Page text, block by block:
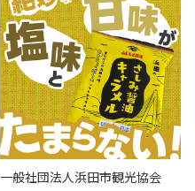
一般社団法人浜田市観光協会